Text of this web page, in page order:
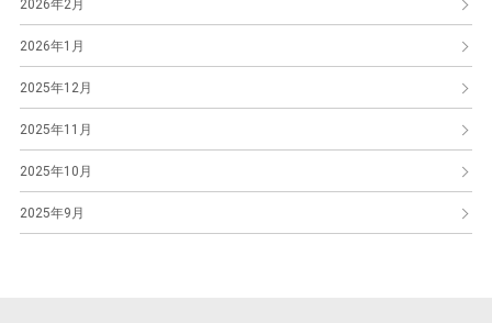
2026年2月
2026年1月
2025年12月
2025年11月
2025年10月
2025年9月